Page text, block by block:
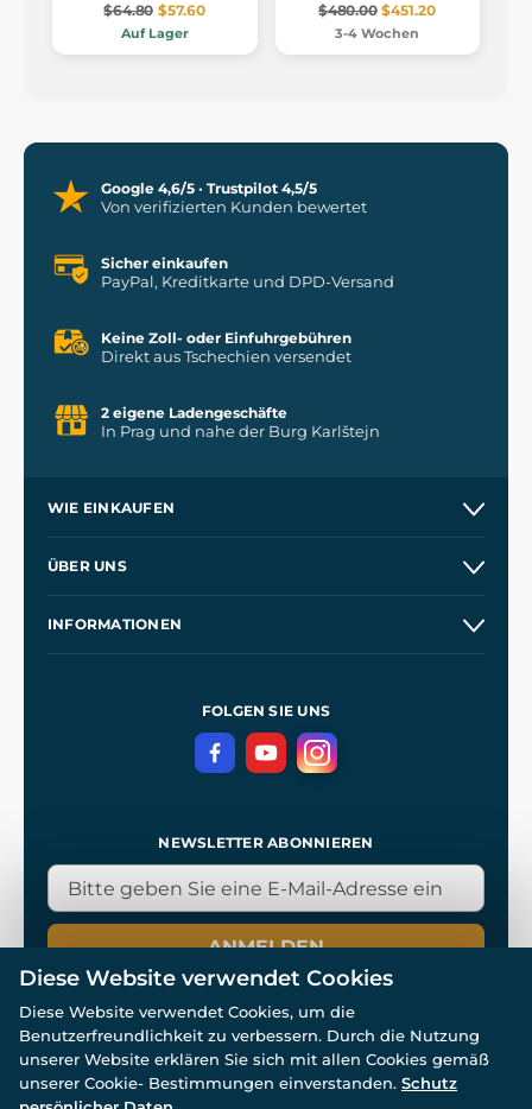
$64.80 $57.60
Auf Lager
$480.00 $451.20
3-4 Wochen
Google 4,6/5 · Trustpilot 4,5/5
Von verifizierten Kunden bewertet
Sicher einkaufen
PayPal, Kreditkarte und DPD-Versand
Keine Zoll- oder Einfuhrgebühren
Direkt aus Tschechien versendet
2 eigene Ladengeschäfte
In Prag und nahe der Burg Karlštejn
WIE EINKAUFEN
Kontakt
ÜBER UNS
INFORMATIONEN
DatenschutzerklärungFOLGEN SIE UNS
NEWSLETTER ABONNIEREN
ANMELDEN
© Alle Rechte vorbehalten. www.wulflund.de 2007-2026.
Diese Website verwendet Cookies
Diese Website verwendet Cookies, um die
Benutzerfreundlichkeit zu verbessern. Durch die Nutzung
unserer Website erklären Sie sich mit allen Cookies gemäß
unserer Cookie- Bestimmungen einverstanden. Schutz